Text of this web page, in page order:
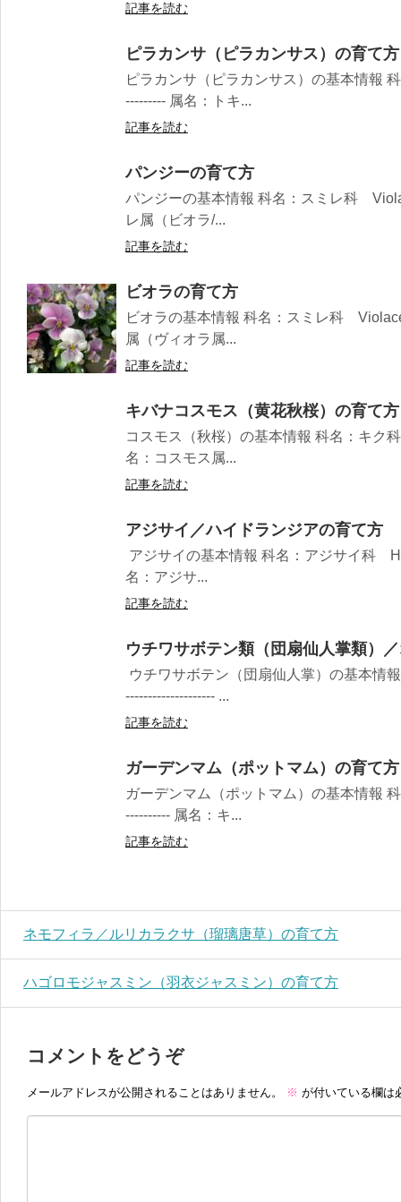
記事を読む
ピラカンサ（ピラカンサス）の育て方
ピラカンサ（ピラカンサス）の基本情報
--------- 属名：トキ...
記事を読む
パンジーの育て方
パンジーの基本情報 科名：スミレ科
レ属（ビオラ/...
記事を読む
ビオラの育て方
ビオラの基本情報 科名：スミレ科
属（ヴィオラ属...
記事を読む
キバナコスモス（黄花秋桜）の育て方
コスモス（秋桜）の基本情報 科名：キク
名：コスモス属...
記事を読む
アジサイ／ハイドランジアの育て方
アジサイの基本情報 科名：アジサイ科
名：アジサ...
記事を読む
ウチワサボテン類（団扇仙人掌類）
ウチワサボテン（団扇仙人掌）の基本情
-------------------- ...
記事を読む
ガーデンマム（ポットマム）の育て方
ガーデンマム（ポットマム）の基本情報
---------- 属名：キ...
記事を読む
ネモフィラ／ルリカラクサ（瑠璃唐草）の育て方
ハゴロモジャスミン（羽衣ジャスミン）の育て方
コメントをどうぞ
メールアドレスが公開されることはありません。 ※ が付いている欄は